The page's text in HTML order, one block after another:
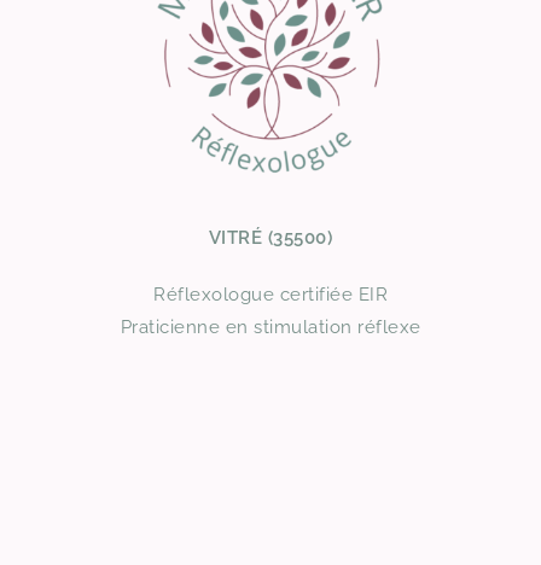
VITRÉ (35500)
Réflexologue certifiée EIR
Praticienne en stimulation réflexe